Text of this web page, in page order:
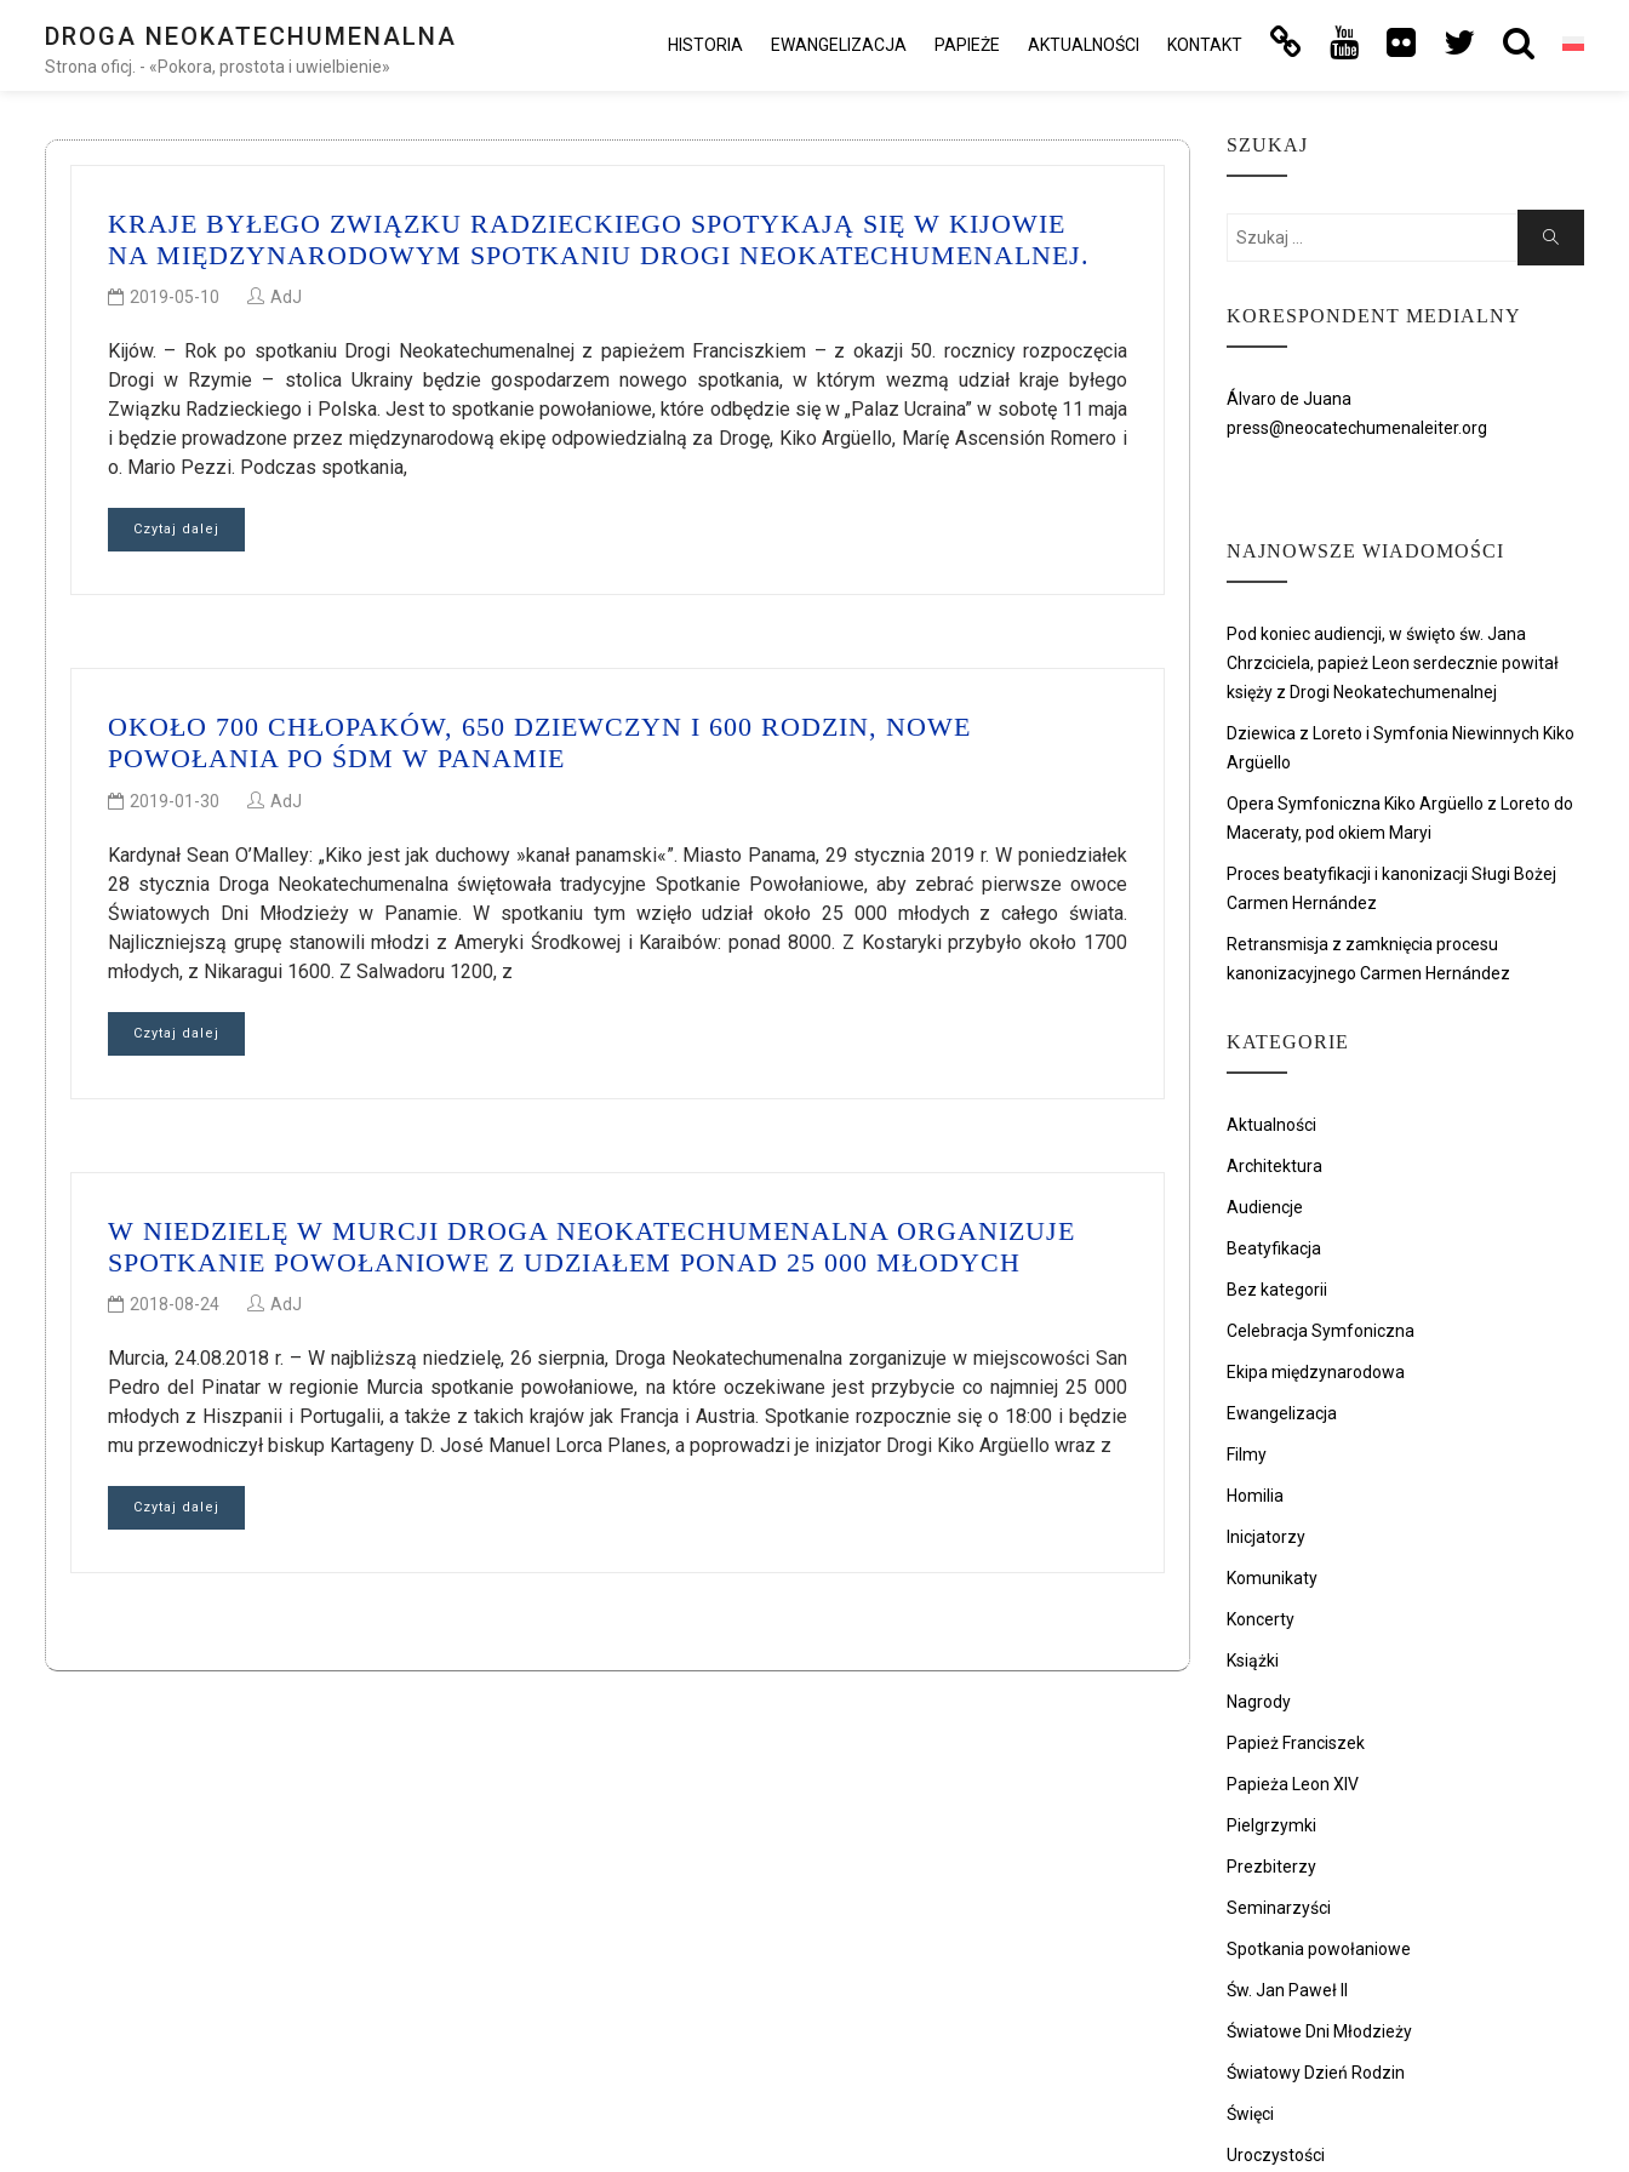
DROGA NEOKATECHUMENALNA
Strona oficj. - «Pokora, prostota i uwielbienie»
HISTORIA EWANGELIZACJA PAPIEŻE AKTUALNOŚCI KONTAKT
KRAJE BYŁEGO ZWIĄZKU RADZIECKIEGO SPOTYKAJĄ SIĘ W KIJOWIE
NA MIĘDZYNARODOWYM SPOTKANIU DROGI NEOKATECHUMENALNEJ.
2019-05-10 AdJ
Kijów. – Rok po spotkaniu Drogi Neokatechumenalnej z papieżem Franciszkiem – z okazji 50. rocznicy rozpoczęcia
Drogi w Rzymie – stolica Ukrainy będzie gospodarzem nowego spotkania, w którym wezmą udział kraje byłego
Związku Radzieckiego i Polska. Jest to spotkanie powołaniowe, które odbędzie się w „Palaz Ucraina” w sobotę 11 maja
i będzie prowadzone przez międzynarodową ekipę odpowiedzialną za Drogę, Kiko Argüello, Maríę Ascensión Romero i
o. Mario Pezzi. Podczas spotkania,
Czytaj dalej
OKOŁO 700 CHŁOPAKÓW, 650 DZIEWCZYN I 600 RODZIN, NOWE
POWOŁANIA PO ŚDM W PANAMIE
2019-01-30 AdJ
Kardynał Sean O’Malley: „Kiko jest jak duchowy »kanał panamski«”. Miasto Panama, 29 stycznia 2019 r. W poniedziałek
28 stycznia Droga Neokatechumenalna świętowała tradycyjne Spotkanie Powołaniowe, aby zebrać pierwsze owoce
Światowych Dni Młodzieży w Panamie. W spotkaniu tym wzięło udział około 25 000 młodych z całego świata.
Najliczniejszą grupę stanowili młodzi z Ameryki Środkowej i Karaibów: ponad 8000. Z Kostaryki przybyło około 1700
młodych, z Nikaragui 1600. Z Salwadoru 1200, z
Czytaj dalej
W NIEDZIELĘ W MURCJI DROGA NEOKATECHUMENALNA ORGANIZUJE
SPOTKANIE POWOŁANIOWE Z UDZIAŁEM PONAD 25 000 MŁODYCH
2018-08-24 AdJ
Murcia, 24.08.2018 r. – W najbliższą niedzielę, 26 sierpnia, Droga Neokatechumenalna zorganizuje w miejscowości San
Pedro del Pinatar w regionie Murcia spotkanie powołaniowe, na które oczekiwane jest przybycie co najmniej 25 000
młodych z Hiszpanii i Portugalii, a także z takich krajów jak Francja i Austria. Spotkanie rozpocznie się o 18:00 i będzie
mu przewodniczył biskup Kartageny D. José Manuel Lorca Planes, a poprowadzi je inizjator Drogi Kiko Argüello wraz z
Czytaj dalej
SZUKAJ
Search
Search
KORESPONDENT MEDIALNY
Álvaro de Juana
press@neocatechumenaleiter.org
NAJNOWSZE WIADOMOŚCI
Pod koniec audiencji, w święto św. Jana
Chrzciciela, papież Leon serdecznie powitał
księży z Drogi Neokatechumenalnej
Dziewica z Loreto i Symfonia Niewinnych Kiko
Argüello
Opera Symfoniczna Kiko Argüello z Loreto do
Maceraty, pod okiem Maryi
Proces beatyfikacji i kanonizacji Sługi Bożej
Carmen Hernández
Retransmisja z zamknięcia procesu
kanonizacyjnego Carmen Hernández
KATEGORIE
Aktualności
Architektura
Audiencje
Beatyfikacja
Bez kategorii
Celebracja Symfoniczna
Ekipa międzynarodowa
Ewangelizacja
Filmy
Homilia
Inicjatorzy
Komunikaty
Koncerty
Książki
Nagrody
Papież Franciszek
Papieża Leon XIV
Pielgrzymki
Prezbiterzy
Seminarzyści
Spotkania powołaniowe
Św. Jan Paweł II
Światowe Dni Młodzieży
Światowy Dzień Rodzin
Święci
Uroczystości